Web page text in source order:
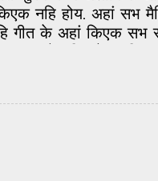
नहि होय. अहां सभ
के अहां किएक सभ सं
गीत के बारे मे जानय
त ओहि मे बॉक्स के
छी त अहां अपन